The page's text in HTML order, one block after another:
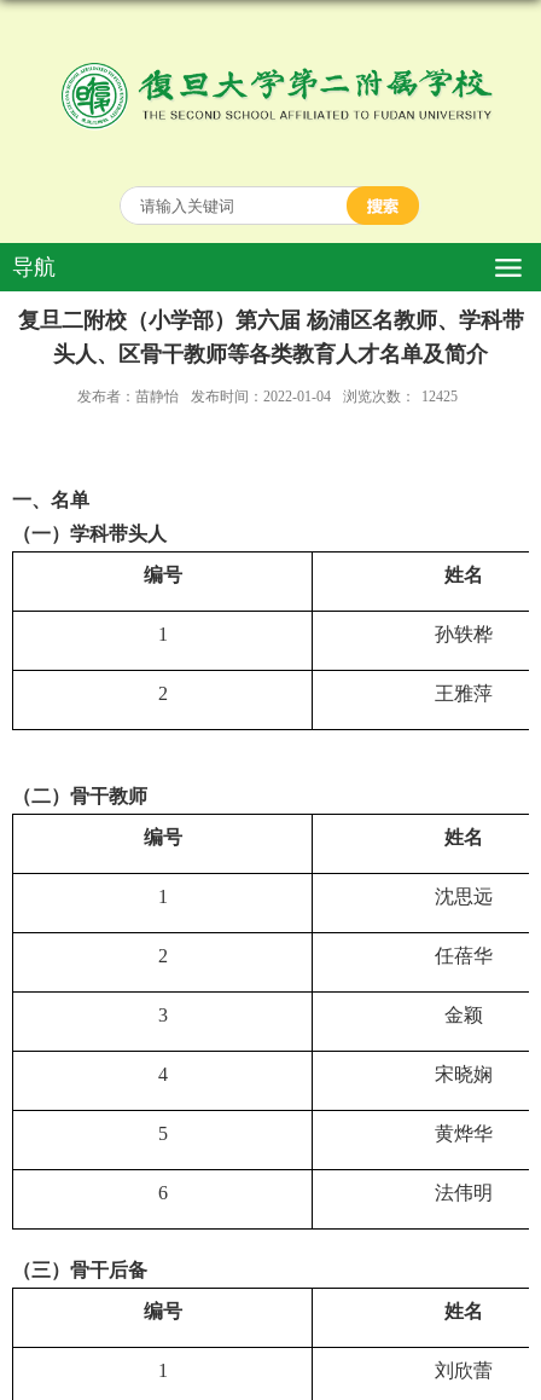
导航
复旦二附校（小学部）第六届 杨浦区名教师、学科带
头人、区骨干教师等各类教育人才名单及简介
发布者：苗静怡 发布时间：2022-01-04 浏览次数： 12425
一、名单
（一）学科带头人
编号
姓名
1 孙轶桦
2 王雅萍
（二）骨干教师
编号
姓名
1 沈思远
2 任蓓华
3 金颖
4 宋晓娴
5 黄烨华
6 法伟明
（三）骨干后备
编号
姓名
1 刘欣蕾